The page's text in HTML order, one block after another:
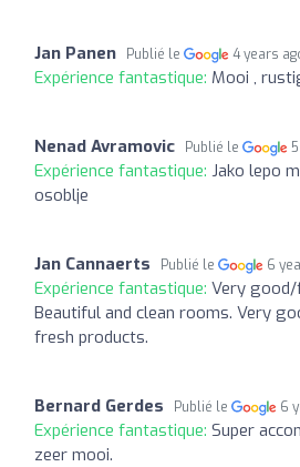
Jan Panen Publié le 4 years
Expérience fantastique: Mooi ,
Nenad Avramovic Publié le
Expérience fantastique: Jako lepo
osoblje
Jan Cannaerts Publié le 6
Expérience fantastique: Very
Beautiful and clean rooms. Very
fresh products.
Bernard Gerdes Publié le 6
Expérience fantastique: Super
zeer mooi.